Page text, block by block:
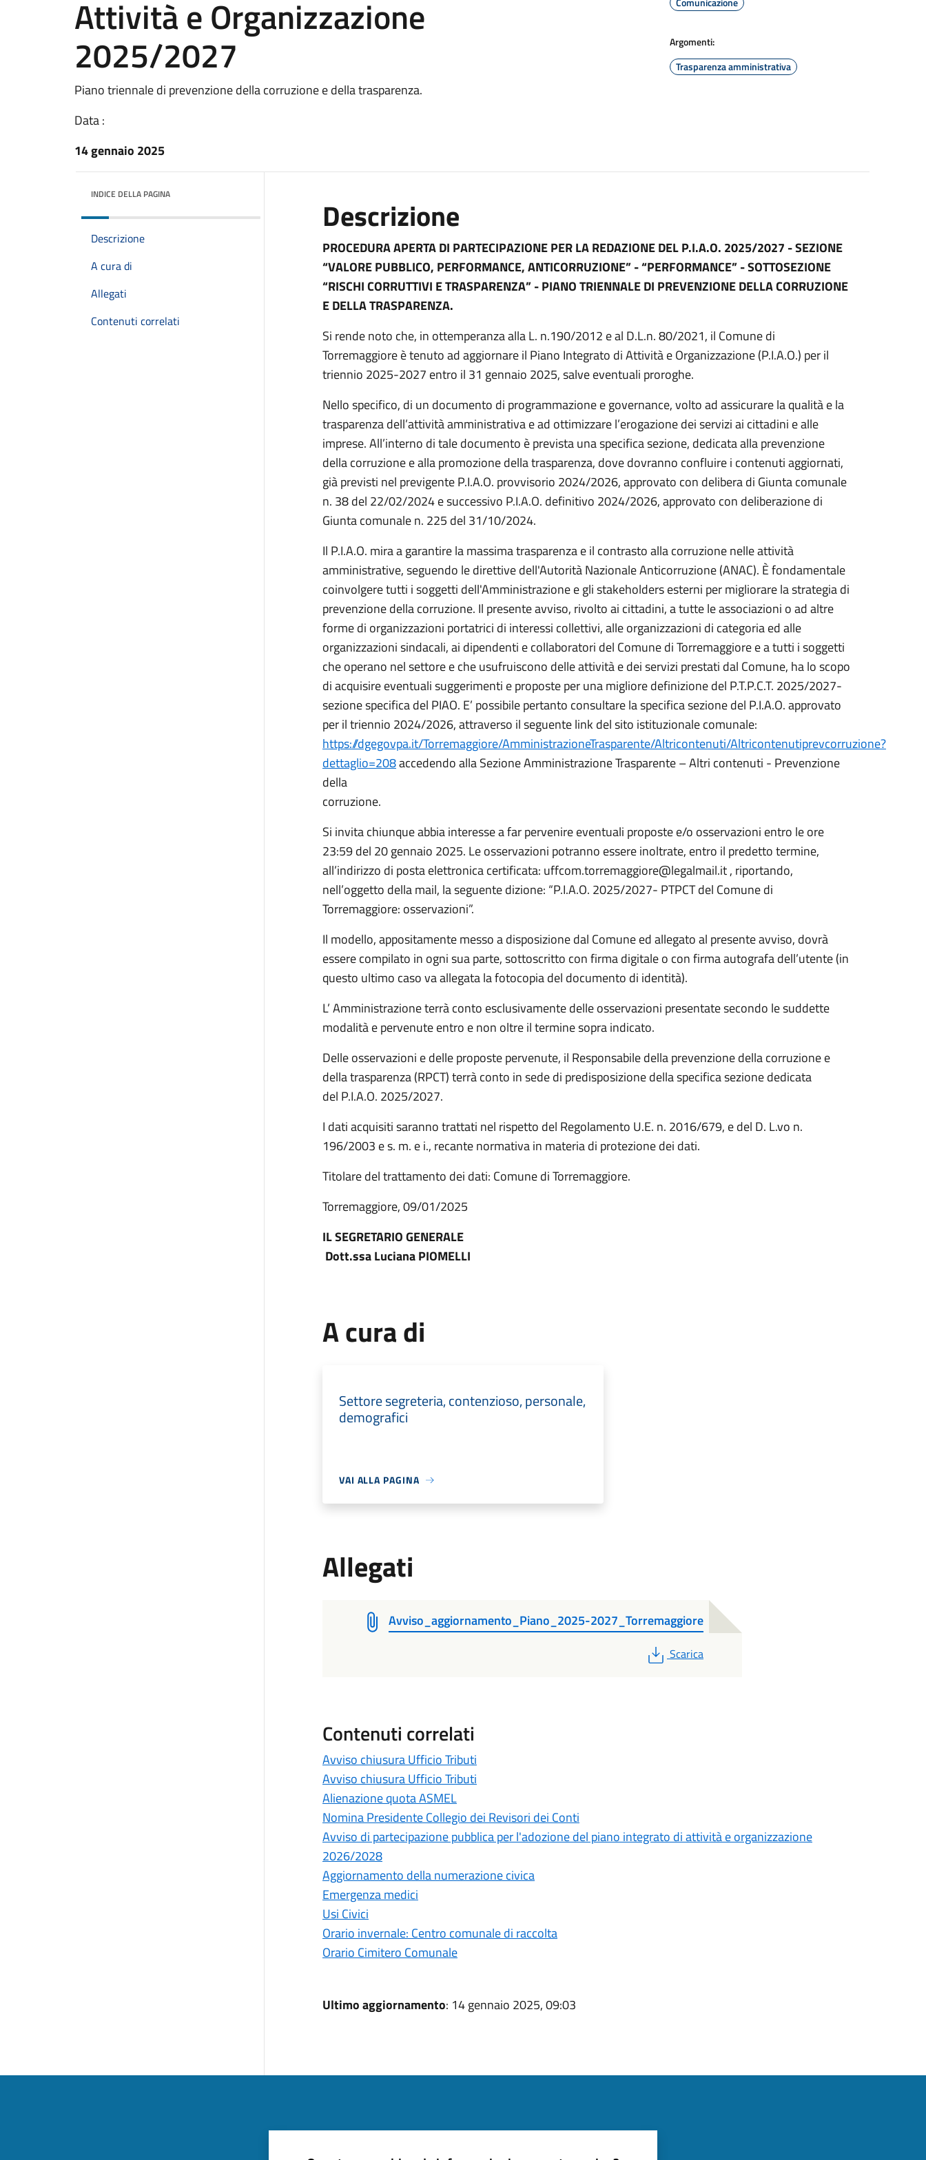
Attività e Organizzazione
2025/2027
Piano triennale di prevenzione della corruzione e della trasparenza.
Data :
14 gennaio 2025
Argomenti:
Trasparenza amministrativa
INDICE DELLA PAGINA
Descrizione
A cura di
Allegati
Contenuti correlati
Descrizione
PROCEDURA APERTA DI PARTECIPAZIONE PER LA REDAZIONE DEL P.I.A.O. 2025/2027 - SEZIONE
“VALORE PUBBLICO, PERFORMANCE, ANTICORRUZIONE” - “PERFORMANCE” - SOTTOSEZIONE
“RISCHI CORRUTTIVI E TRASPARENZA” - PIANO TRIENNALE DI PREVENZIONE DELLA CORRUZIONE
E DELLA TRASPARENZA.
Si rende noto che, in ottemperanza alla L. n.190/2012 e al D.L.n. 80/2021, il Comune di
Torremaggiore è tenuto ad aggiornare il Piano Integrato di Attività e Organizzazione (P.I.A.O.) per il
triennio 2025-2027 entro il 31 gennaio 2025, salve eventuali proroghe.
Nello specifico, di un documento di programmazione e governance, volto ad assicurare la qualità e la
trasparenza dell’attività amministrativa e ad ottimizzare l’erogazione dei servizi ai cittadini e alle
imprese. All’interno di tale documento è prevista una specifica sezione, dedicata alla prevenzione
della corruzione e alla promozione della trasparenza, dove dovranno confluire i contenuti aggiornati,
già previsti nel previgente P.I.A.O. provvisorio 2024/2026, approvato con delibera di Giunta comunale
n. 38 del 22/02/2024 e successivo P.I.A.O. definitivo 2024/2026, approvato con deliberazione di
Giunta comunale n. 225 del 31/10/2024.
Il P.I.A.O. mira a garantire la massima trasparenza e il contrasto alla corruzione nelle attività
amministrative, seguendo le direttive dell'Autorità Nazionale Anticorruzione (ANAC). È fondamentale
coinvolgere tutti i soggetti dell'Amministrazione e gli stakeholders esterni per migliorare la strategia di
prevenzione della corruzione. Il presente avviso, rivolto ai cittadini, a tutte le associazioni o ad altre
forme di organizzazioni portatrici di interessi collettivi, alle organizzazioni di categoria ed alle
organizzazioni sindacali, ai dipendenti e collaboratori del Comune di Torremaggiore e a tutti i soggetti
che operano nel settore e che usufruiscono delle attività e dei servizi prestati dal Comune, ha lo scopo
di acquisire eventuali suggerimenti e proposte per una migliore definizione del P.T.P.C.T. 2025/2027-
sezione specifica del PIAO. E’ possibile pertanto consultare la specifica sezione del P.I.A.O. approvato
per il triennio 2024/2026, attraverso il seguente link del sito istituzionale comunale:
https://dgegovpa.it/Torremaggiore/AmministrazioneTrasparente/Altricontenuti/Altricontenutiprevcorruzione?
dettaglio=208accedendo alla Sezione Amministrazione Trasparente – Altri contenuti - Prevenzione
della
corruzione.
Si invita chiunque abbia interesse a far pervenire eventuali proposte e/o osservazioni entro le ore
23:59 del 20 gennaio 2025. Le osservazioni potranno essere inoltrate, entro il predetto termine,
all’indirizzo di posta elettronica certificata: uffcom.torremaggiore@legalmail.it , riportando,
nell’oggetto della mail, la seguente dizione: “P.I.A.O. 2025/2027- PTPCT del Comune di
Torremaggiore: osservazioni”.
Il modello, appositamente messo a disposizione dal Comune ed allegato al presente avviso, dovrà
essere compilato in ogni sua parte, sottoscritto con firma digitale o con firma autografa dell’utente (in
questo ultimo caso va allegata la fotocopia del documento di identità).
L’ Amministrazione terrà conto esclusivamente delle osservazioni presentate secondo le suddette
modalità e pervenute entro e non oltre il termine sopra indicato.
Delle osservazioni e delle proposte pervenute, il Responsabile della prevenzione della corruzione e
della trasparenza (RPCT) terrà conto in sede di predisposizione della specifica sezione dedicata
del P.I.A.O. 2025/2027.
I dati acquisiti saranno trattati nel rispetto del Regolamento U.E. n. 2016/679, e del D. L.vo n.
196/2003 e s. m. e i., recante normativa in materia di protezione dei dati.
Titolare del trattamento dei dati: Comune di Torremaggiore.
Torremaggiore, 09/01/2025
IL SEGRETARIO GENERALE
Dott.ssa Luciana PIOMELLI
A cura di
Settore segreteria, contenzioso, personale,
demografici
VAI ALLA PAGINA
Allegati
Avviso_aggiornamento_Piano_2025-2027_Torremaggiore
PDF
Scarica
Contenuti correlati
Avviso chiusura Ufficio Tributi
Avviso chiusura Ufficio Tributi
Alienazione quota ASMEL
Nomina Presidente Collegio dei Revisori dei Conti
Avviso di partecipazione pubblica per l'adozione del piano integrato di attività e organizzazione
2026/2028
Aggiornamento della numerazione civica
Emergenza medici
Usi Civici
Orario invernale: Centro comunale di raccolta
Orario Cimitero Comunale
Ultimo aggiornamento: 14 gennaio 2025, 09:03